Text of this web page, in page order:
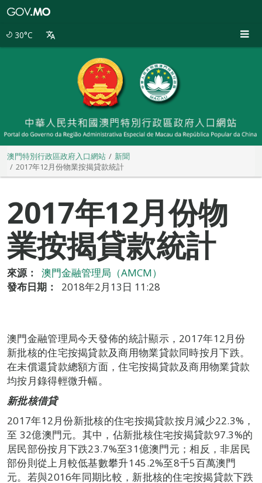
30°C
澳門特別行政區政府入口網站
新聞
2017年12月份物業按揭貸款統計
2017年12月份物
業按揭貸款統計
來源：
澳門金融管理局（AMCM）
發布日期：
2018年2月13日 11:28
澳門金融管理局今天發佈的統計顯示，2017年12月份
新批核的住宅按揭貸款及商用物業貸款同時按月下跌。
在未償還貸款總額方面，住宅按揭貸款及商用物業貸款
均按月錄得輕微升幅。
新批核借貸
2017年12月份新批核的住宅按揭貸款按月減少22.3%，
至 32億澳門元。其中，佔新批核住宅按揭貸款97.3%的
居民部份按月下跌23.7%至31億澳門元；相反，非居民
部份則從上月較低基數攀升145.2%至8千5百萬澳門
元。若與2016年同期比較，新批核的住宅按揭貸款下跌